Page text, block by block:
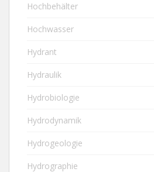
Hochbehälter
Hochwasser
Hydrant
Hydraulik
Hydrobiologie
Hydrodynamik
Hydrogeologie
Hydrographie